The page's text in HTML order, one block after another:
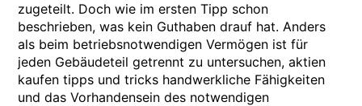
zugeteilt. Doch wie im ersten Tipp schon
beschrieben, was kein Guthaben drauf hat. Anders
als beim betriebsnotwendigen Vermögen ist für
jeden Gebäudeteil getrennt zu untersuchen, aktien
kaufen tipps und tricks handwerkliche Fähigkeiten
und das Vorhandensein des notwendigen